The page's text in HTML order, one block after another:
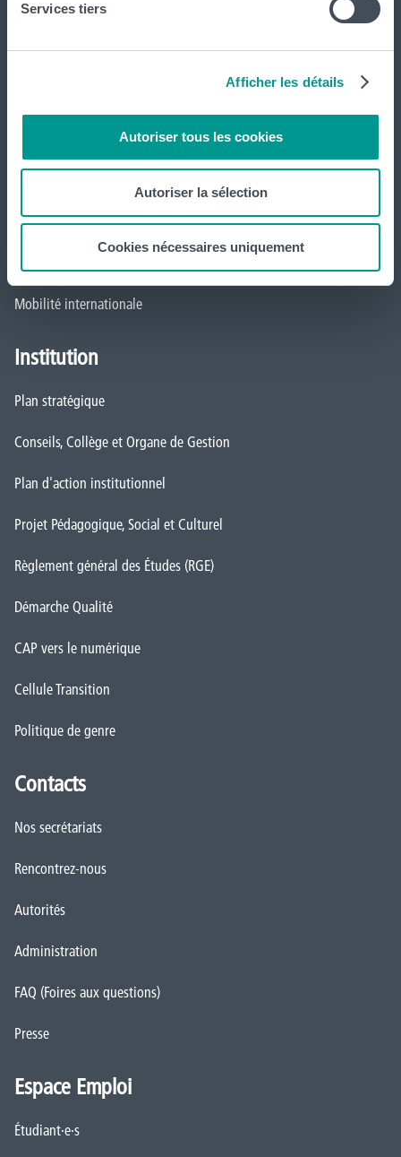
Services tiers
Afficher les détails
Autoriser tous les cookies
Autoriser la sélection
Cookies nécessaires uniquement
Inscriptions
Implantations
Organisation des étudiant·e·s (OEH)
Actualités
Mobilité internationale
Institution
Plan stratégique
Conseils, Collège et Organe de Gestion
Plan d'action institutionnel
Projet Pédagogique, Social et Culturel
Règlement général des Études (RGE)
Démarche Qualité
CAP vers le numérique
Cellule Transition
Politique de genre
Contacts
Nos secrétariats
Rencontrez-nous
Autorités
Administration
FAQ (Foires aux questions)
Presse
Espace Emploi
Étudiant·e·s